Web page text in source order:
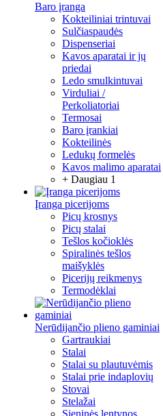
Baro įranga
Kokteiliniai trintuvai
Sulčiaspaudės
Dispenseriai
Kavos aparatai ir jų
priedai
Ledo smulkintuvai
Virduliai /
Perkoliatoriai
Termosai
Baro įrankiai
Kokteilinės
Ledukų formelės
Kavos malimo aparatai
+ Daugiau 1
Įranga picerijoms
Picų krosnys
Picų stalai
Tešlos kočioklės
Spiralinės tešlos
maišyklės
Picerijų reikmenys
Termodėklai
Nerūdijančio plieno gaminiai
Gartraukiai
Stalai
Stalai su plautuvėmis
Stalai prie indaplovių
Stovai
Stelažai
Sieninės lentynos